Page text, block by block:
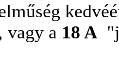
vagy a 18 A